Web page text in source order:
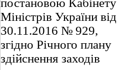
постановою Кабінету
Міністрів України від
30.11.2016 № 929,
згідно Річного плану
здійснення заходів